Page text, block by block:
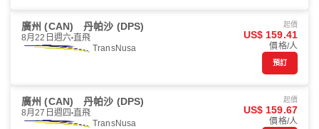
廣州 (CAN) 丹帕沙 (DPS)
8月22日週六 直飛
TransNusa
起價
US$ 159.41
價格/人
預訂
廣州 (CAN) 丹帕沙 (DPS)
8月27日週四 直飛
TransNusa
起價
US$ 159.67
價格/人